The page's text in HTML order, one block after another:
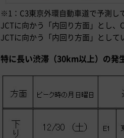
※1：C3東京外環自動車道で予測し
JCTに向かう「内回り方面」とし
JCTに向かう「内回り方面」として
特に長い渋滞（30km以上）の発